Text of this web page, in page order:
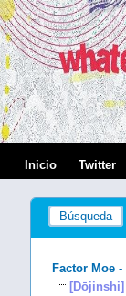
Inicio Twitter
Búsqueda
Factor Moe
[Dōjinshi]